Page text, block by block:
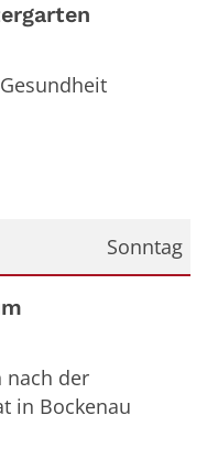
Sonntag
nach der
in Bockenau